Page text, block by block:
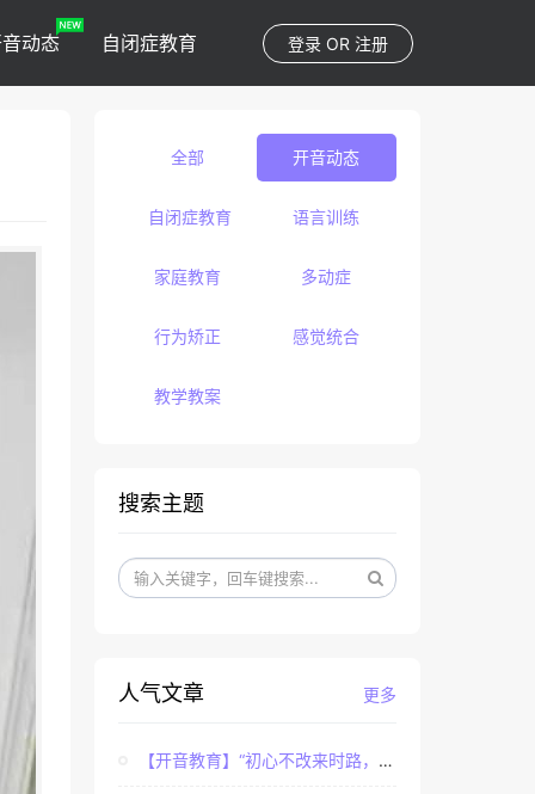
登录 OR 注册
动态 自闭症教育
全部 开音动态
自闭症教育 语言训练
家庭教育 多动症
行为矫正 感觉统合
教学教案
搜索主题
更多
人气文章
【开音教育】“初心不改来时路，牢记使命永担当”——...